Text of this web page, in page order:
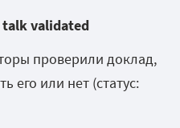
validated
проверили доклад,
его или нет (статус: